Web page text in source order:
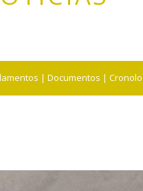
| Documentos |